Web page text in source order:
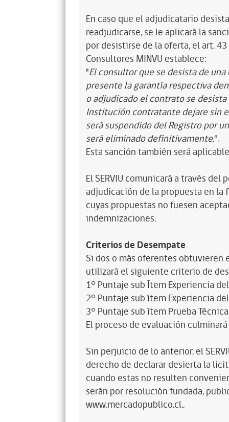
En caso que el adjudicatario
readjudicarse, se le aplicará la
por desistirse de la oferta, el art.
Consultores MINVU establece:
"El consultor que se desista de
presente la garantía respectiva
o adjudicado el contrato se
Institución contratante dejare sin
será suspendido del Registro por
será eliminado definitivamente.".
Esta sanción también será
El SERVIU comunicará a través
adjudicación de la propuesta en la
cuyas propuestas no fuesen
indemnizaciones.
Criterios de Desempate
Si dos o más oferentes
utilizará el siguiente criterio de
1° Puntaje sub Ítem Experiencia
2° Puntaje sub ítem Experiencia
3° Puntaje sub ítem Prueba
El proceso de evaluación
Sin perjuicio de lo anterior, el
derecho de declarar desierta la
cuando estas no resulten
serán por resolución fundada,
www.mercadopublico.cl..